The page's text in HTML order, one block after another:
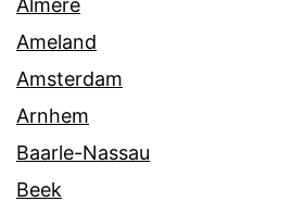
Almere
Ameland
Amsterdam
Arnhem
Baarle-Nassau
Beek